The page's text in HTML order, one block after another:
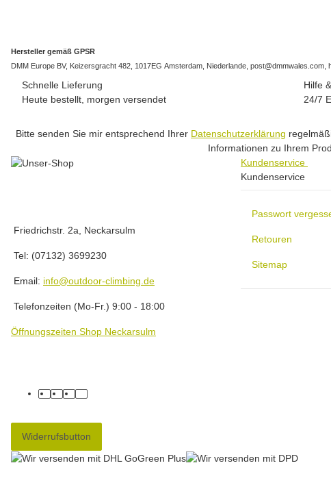
Hersteller gemäß GPSR
DMM Europe BV, Keizersgracht 482, 1017EG Amsterdam, Niederlande, post@dmmwales.com,
Schnelle Lieferung
Heute bestellt, morgen versendet
Hilfe
24/7
Bitte senden Sie mir entsprechend Ihrer Datenschutzerklärung
Informationen zu Ihrem
Friedrichstr. 2a, Neckarsulm
Tel: (07132) 3699230
Email: info@outdoor-climbing.de
Telefonzeiten (Mo-Fr.) 9:00 - 18:00
Öffnungszeiten Shop Neckarsulm
facebook
youtube
instagram
tiktok
Kundenservice
Kundenservice
Passwort
Retouren
Sitemap
Widerrufsbutton